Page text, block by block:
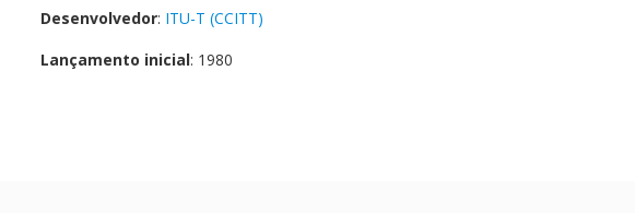
Desenvolvedor: ITU-T (CCITT)
Lançamento inicial: 1980